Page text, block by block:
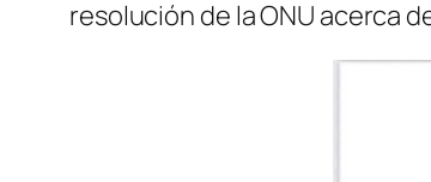
resolución de la ONU acerca